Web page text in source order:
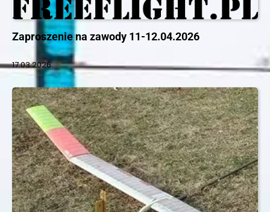
Zaproszenie na zawody 11-12.04.2026
17.03.2026